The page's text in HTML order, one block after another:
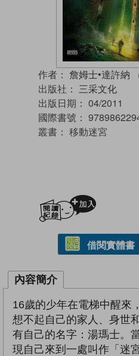
作者： 詹姆士•達許納
出版社： 三采文化
出版日期： 04/2011
國際書號：
叢書： 移動迷宮
借閱實體書
內容簡介
16歲的少年在電梯中醒來
想不起自己的家人、身世
有自己的名字：湯瑪士。
現自己來到一處叫作「迷